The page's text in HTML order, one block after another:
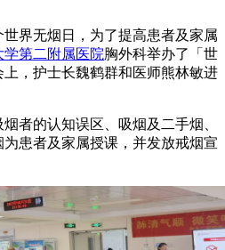
世界无烟日，为了提高患者及家属
学第二附属医院胸外科举办了「世
，护士长魏鹤群和医师熊林敏进
者的认知误区、吸烟及二手烟、
患者及家属授课，并发放戒烟宣